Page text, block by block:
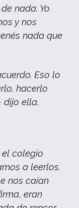
nada. Yo
y nos
nada que
Eso lo
hacerlo
dijo ella.
el colegio
a leerlos.
nos caían
eran